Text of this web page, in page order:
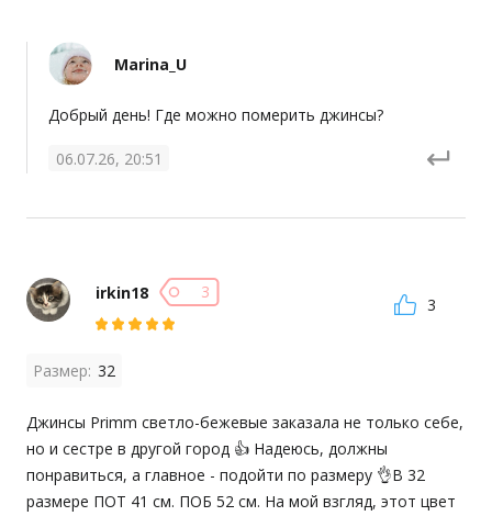
Marina_U
Добрый день! Где можно померить джинсы?
06.07.26, 20:51
irkin18 3
3
Размер: 32
Джинсы Primm светло-бежевые заказала не только себе,
но и сестре в другой город 👍 Надеюсь, должны
понравиться, а главное - подойти по размеру 👌В 32
размере ПОТ 41 см. ПОБ 52 см. На мой взгляд, этот цвет